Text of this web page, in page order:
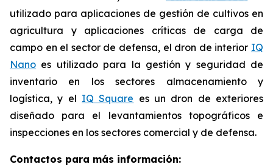
utilizado para aplicaciones de gestión de cultivos en
agricultura y aplicaciones críticas de carga de
campo en el sector de defensa, el dron de interior IQ
Nano es utilizado para la gestión y seguridad de
inventario en los sectores almacenamiento y
logística, y el IQ Square es un dron de exteriores
diseñado para el levantamientos topográficos e
inspecciones en los sectores comercial y de defensa.
Contactos para más información: